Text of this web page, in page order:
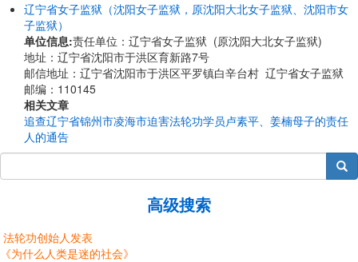
辽宁省女子监狱（沈阳女子监狱，原沈阳大北女子监狱、沈阳市女
子监狱）
单位信息:责任单位：辽宁省女子监狱 (原沈阳大北女子监狱)
地址：辽宁省沈阳市于洪区育新路7号
邮信地址：辽宁省沈阳市于洪区平罗镇白辛台村 辽宁省女子监狱
邮编：110145
相关文章
追查辽宁省锦州市凌海市迫害法轮功学员卢素平、姜楠母子的责任
人的通告
搜索
高级搜索
法轮功创始人发表
《为什么人类是迷的社会》